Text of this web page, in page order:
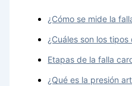
¿Cómo se mide la
¿Cuáles son los
Etapas de la falla
¿Qué es la presión